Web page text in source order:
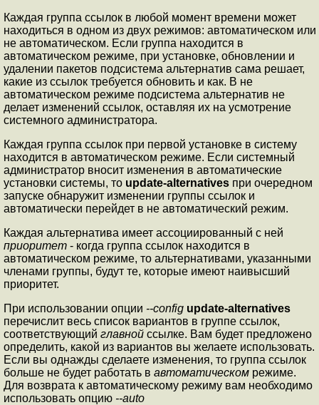
Каждая группа ссылок в любой момент времени может
находиться в одном из двух режимов: автоматическом или
не автоматическом. Если группа находится в
автоматическом режиме, при установке, обновлении и
удалении пакетов подсистема альтернатив сама решает,
какие из ссылок требуется обновить и как. В не
автоматическом режиме подсистема альтернатив не
делает изменений ссылок, оставляя их на усмотрение
системного администратора.
Каждая группа ссылок при первой установке в систему
находится в автоматическом режиме. Если системный
администратор вносит изменения в автоматические
установки системы, то update-alternatives при очередном
запуске обнаружит изменении группы ссылок и
автоматически перейдет в не автоматический режим.
Каждая альтернатива имеет ассоциированный с ней
приоритет - когда группа ссылок находится в
автоматическом режиме, то альтернативами, указанными
членами группы, будут те, которые имеют наивысший
приоритет.
При использовании опции --config update-alternatives
перечислит весь список вариантов в группе ссылок,
соответствующий главной ссылке. Вам будет предложено
определить, какой из вариантов вы желаете использовать.
Если вы однажды сделаете изменения, то группа ссылок
больше не будет работать в автоматическом режиме.
Для возврата к автоматическому режиму вам необходимо
использовать опцию --auto